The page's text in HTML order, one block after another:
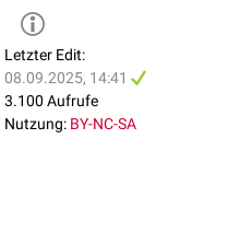
Letzter Edit:
08.09.2025, 14:41
3.100 Aufrufe
Nutzung: BY-NC-SA